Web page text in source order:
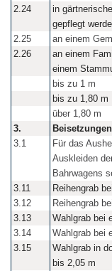
2.24
in
gepflegt
2.25 an einem
2.26
an einem
einem
bis zu 1 m
bis zu 1,80 m
über 1,80 m
3.
Beisetzungen
3.1
Für das
Auskleiden
Bahrwagens
3.11
Reihengrab
3.12
Reihengrab
3.13
Wahlgrab bei
3.14
Wahlgrab bei
3.15
Wahlgrab in
bis 2,05 m